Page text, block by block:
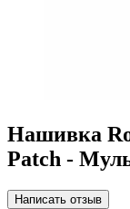
Нашивка
Patch -
Написать отзыв